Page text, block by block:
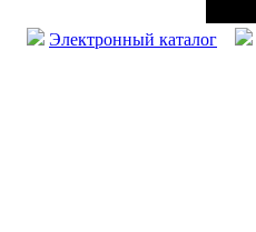
Электронный каталог